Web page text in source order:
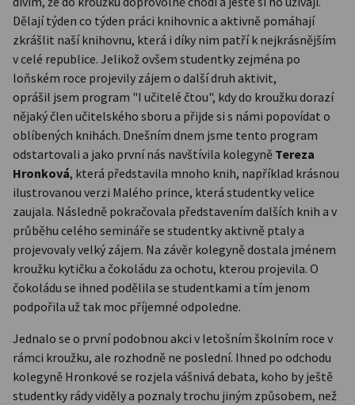
Dělají týden co týden práci knihovnic a aktivně pomáhají
zkrášlit naší knihovnu, která i díky nim patří k nejkrásnějším
v celé republice. Jelikož ovšem studentky zejména po
loňském roce projevily zájem o další druh aktivit,
oprášil jsem program "I učitelé čtou", kdy do kroužku dorazí
nějaký člen učitelského sboru a přijde si s námi popovídat o
oblíbených knihách. Dnešním dnem jsme tento program
odstartovali a jako první nás navštívila kolegyně Tereza
Hronková, která představila mnoho knih, například krásnou
ilustrovanou verzi Malého prince, která studentky velice
zaujala. Následně pokračovala představením dalších knih a v
průběhu celého semináře se studentky aktivně ptaly a
projevovaly velký zájem. Na závěr kolegyně dostala jménem
kroužku kytičku a čokoládu za ochotu, kterou projevila. O
čokoládu se ihned podělila se studentkami a tím jenom
podpořila už tak moc příjemné odpoledne.
Jednalo se o první podobnou akci v letošním školním roce v
rámci kroužku, ale rozhodně ne poslední. Ihned po odchodu
kolegyně Hronkové se rozjela vášnivá debata, koho by ještě
studentky rády viděly a poznaly trochu jiným způsobem, než